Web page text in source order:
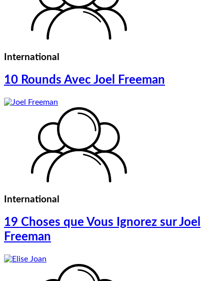
International
10 Rounds Avec Joel Freeman
International
19 Choses que Vous Ignorez sur Joel
Freeman